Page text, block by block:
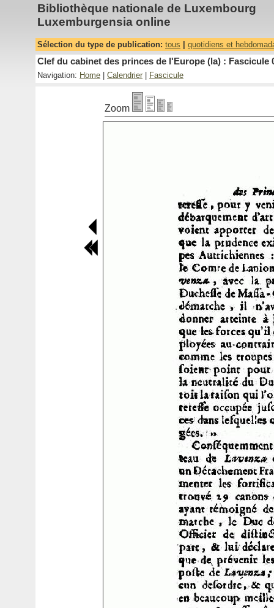
Bibliothèque nationale de Luxembourg
Luxemburgensia online
Sélection du type de publication: tous quotidiens et
Clef du cabinet des princes de l'Europe (la) : Fascicule
Navigation: Home Calendrier Fascicule
Zoom